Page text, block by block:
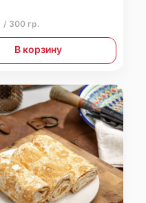
/ 300 гр.
В корзину